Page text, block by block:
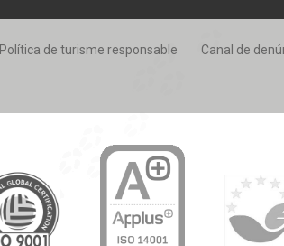
Política de turisme responsable Canal de